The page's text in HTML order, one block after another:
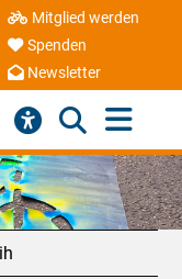
Mitglied werden
Spenden
Newsletter